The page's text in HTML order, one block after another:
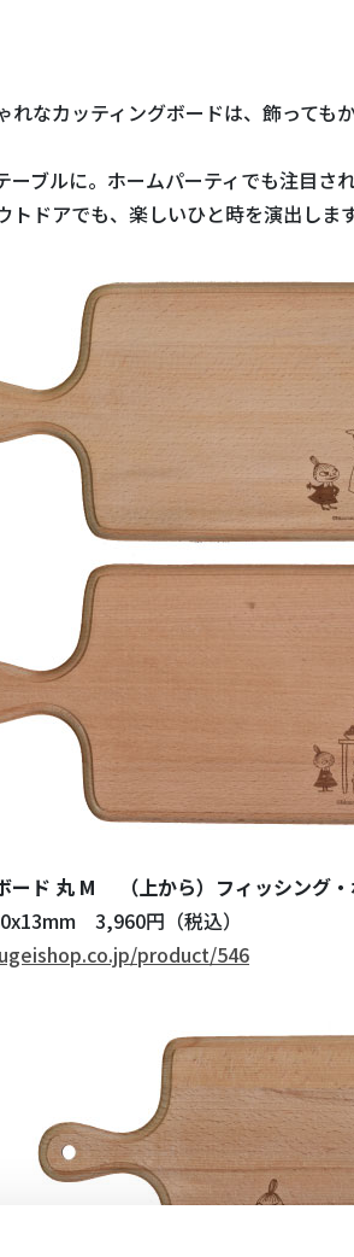
れなカッティングボードは、飾っても
ーブルに。ホームパーティでも注目さ
トドアでも、楽しいひと時を演出します
ード 丸 M （上から）フィッシング・
3,960円（税込）
product/546